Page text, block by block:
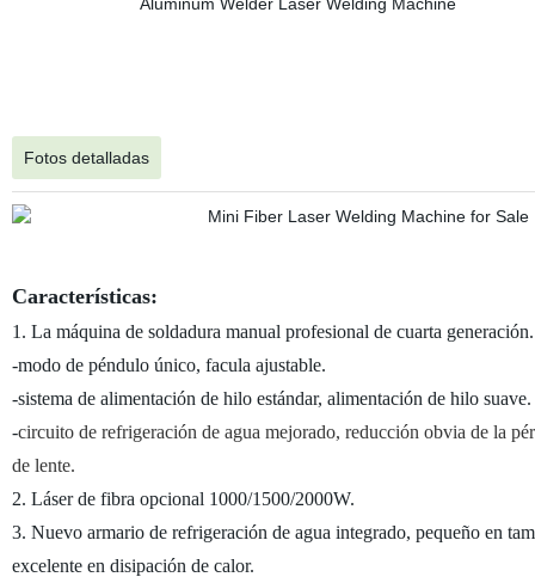
Fotos detalladas
Características:
1. La máquina de soldadura manual profesional de cuarta generación.
-modo de péndulo único, facula ajustable.
-sistema de alimentación de hilo estándar, alimentación de hilo suave.
-circuito de refrigeración de agua mejorado, reducción obvia de la
de lente.
2. Láser de fibra opcional 1000/1500/2000W.
3. Nuevo armario de refrigeración de agua integrado, pequeño en
excelente en disipación de calor.